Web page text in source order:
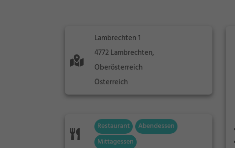
Lambrechten 1
4772 Lambrechten,
Oberösterreich
Österreich
Restaurant
Abendessen
Mittagessen